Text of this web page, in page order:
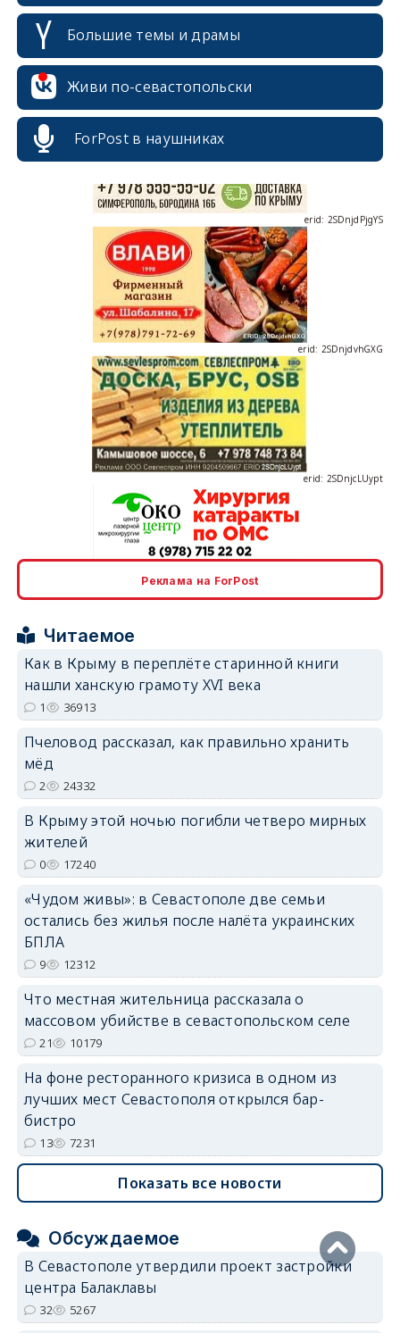
Большие темы и драмы
Живи по-севастопольски
ForPost в наушниках
erid: 2SDnjcrDNw6
erid: 2SDnjdPjgYS
erid: 2SDnjdvhGXG
erid: 2SDnjcLUypt
erid: 2SDnjdvhGXG
Реклама на ForPost
Читаемое
Как в Крыму в переплёте старинной книги
нашли ханскую грамоту XVI века
1 36913
Пчеловод рассказал, как правильно хранить
мёд
2 24332
В Крыму этой ночью погибли четверо мирных
жителей
0 17240
«Чудом живы»: в Севастополе две семьи
остались без жилья после налёта украинских
БПЛА
9 12312
Что местная жительница рассказала о
массовом убийстве в севастопольском селе
21 10179
На фоне ресторанного кризиса в одном из
лучших мест Севастополя открылся бар-
бистро
13 7231
Показать все новости
Обсуждаемое
В Севастополе утвердили проект застройки
центра Балаклавы
32 5267